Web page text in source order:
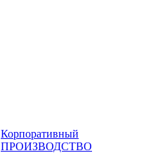
Корпоративный
ПРОИЗВОДСТВО